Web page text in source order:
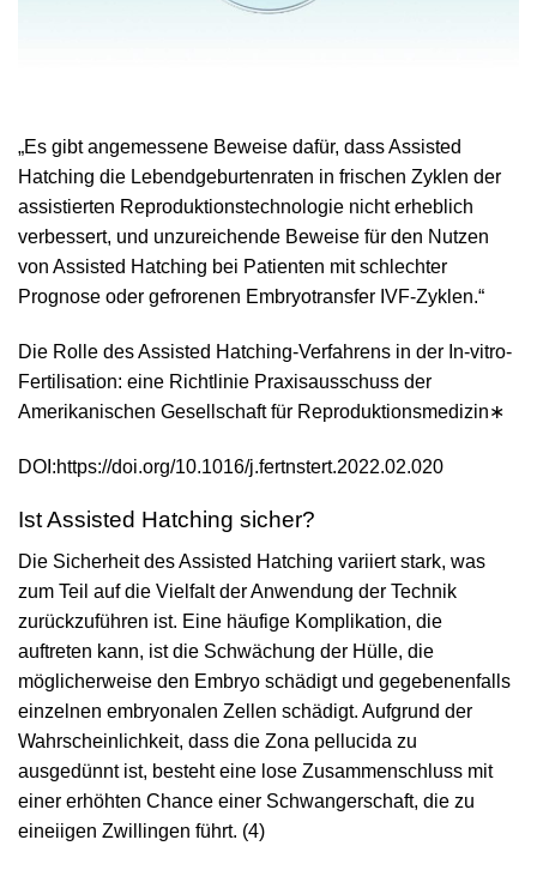
„Es gibt angemessene Beweise dafür, dass Assisted
Hatching die Lebendgeburtenraten in frischen Zyklen der
assistierten Reproduktionstechnologie nicht erheblich
verbessert, und unzureichende Beweise für den Nutzen
von Assisted Hatching bei Patienten mit schlechter
Prognose oder gefrorenen Embryotransfer IVF-Zyklen.“
Die Rolle des Assisted Hatching-Verfahrens in der In-vitro-
Fertilisation: eine Richtlinie Praxisausschuss der
Amerikanischen Gesellschaft für Reproduktionsmedizin∗
DOI:https://doi.org/10.1016/j.fertnstert.2022.02.020
Ist Assisted Hatching sicher?
Die Sicherheit des Assisted Hatching variiert stark, was
zum Teil auf die Vielfalt der Anwendung der Technik
zurückzuführen ist. Eine häufige Komplikation, die
auftreten kann, ist die Schwächung der Hülle, die
möglicherweise den Embryo schädigt und gegebenenfalls
einzelnen embryonalen Zellen schädigt. Aufgrund der
Wahrscheinlichkeit, dass die Zona pellucida zu
ausgedünnt ist, besteht eine lose Zusammenschluss mit
einer erhöhten Chance einer Schwangerschaft, die zu
eineiigen Zwillingen führt. (4)